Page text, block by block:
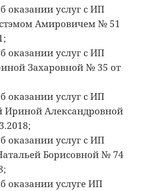
оказании услуг с ИП
Амировичем № 51
оказании услуг с ИП
Захаровной № 35 от
оказании услуг с ИП
Ириной Александровной
оказании услуг с ИП
Борисовной № 74
оказании услуге ИП